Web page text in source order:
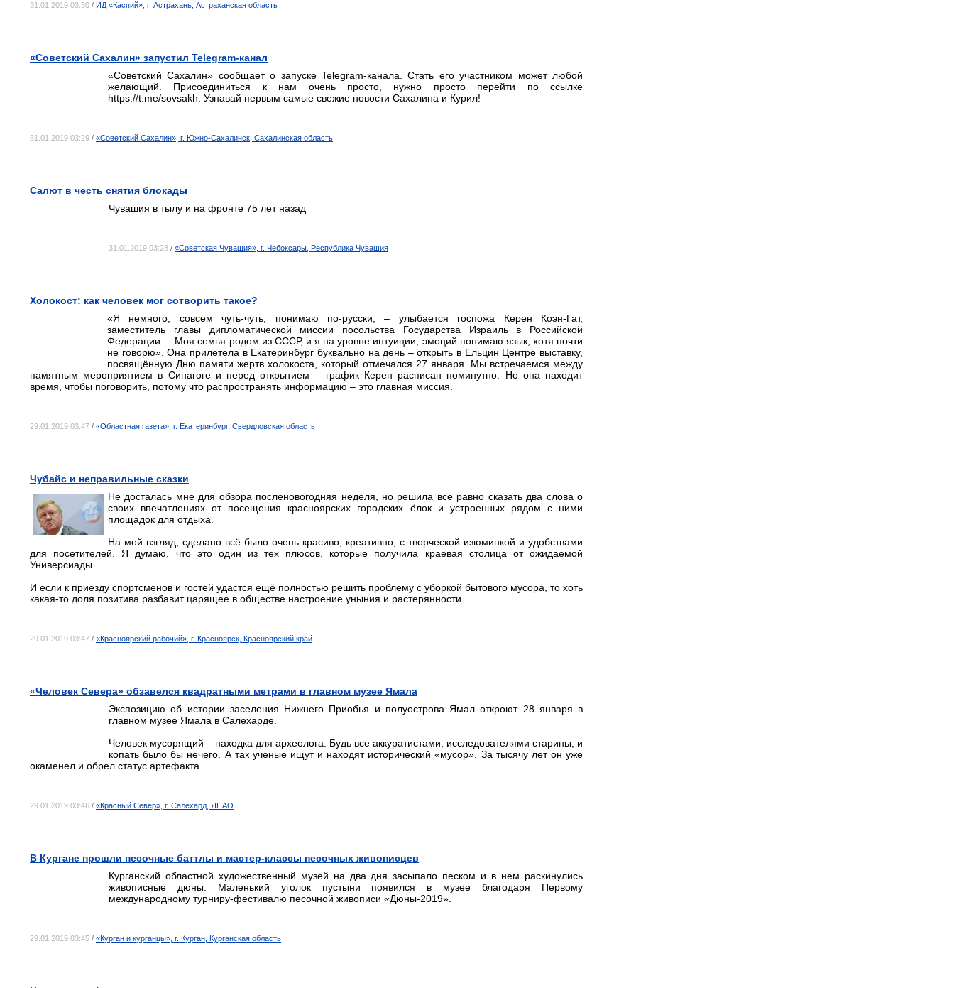
31.01.2019 03:30 / ИД «Каспий», г. Астрахань, Астраханская область
«Советский Сахалин» запустил Telegram-канал
«Советский Сахалин» сообщает о запуске Telegram-канала. Стать его участником может любой
желающий. Присоединиться к нам очень просто, нужно просто перейти по ссылке
https://t.me/sovsakh. Узнавай первым самые свежие новости Сахалина и Курил!
31.01.2019 03:29 / «Советский Сахалин», г. Южно-Сахалинск, Сахалинская область
Салют в честь снятия блокады
Чувашия в тылу и на фронте 75 лет назад
31.01.2019 03:28 / «Советская Чувашия», г. Чебоксары, Республика Чувашия
Холокост: как человек мог сотворить такое?
«Я немного, совсем чуть-чуть, понимаю по-русски, – улыбается госпожа Керен Коэн-Гат,
заместитель главы дипломатической миссии посольства Государства Израиль в Российской
Федерации. – Моя семья родом из СССР, и я на уровне интуиции, эмоций понимаю язык, хотя почти
не говорю». Она прилетела в Екатеринбург буквально на день – открыть в Ельцин Центре выставку,
посвящённую Дню памяти жертв холокоста, который отмечался 27 января. Мы встречаемся между
памятным мероприятием в Синагоге и перед открытием – график Керен расписан поминутно. Но она находит
время, чтобы поговорить, потому что распространять информацию – это главная миссия.
29.01.2019 03:47 / «Областная газета», г. Екатеринбург, Свердловская область
Чубайс и неправильные сказки
Не досталась мне для обзора посленовогодняя неделя, но решила всё равно сказать два слова о
своих впечатлениях от посещения красноярских городских ёлок и устроенных рядом с ними
площадок для отдыха.
На мой взгляд, сделано всё было очень красиво, креативно, с творческой изюминкой и удобствами
для посетителей. Я думаю, что это один из тех плюсов, которые получила краевая столица от ожидаемой
Универсиады.
И если к приезду спортсменов и гостей удастся ещё полностью решить проблему с уборкой бытового мусора, то хоть
какая-то доля позитива разбавит царящее в обществе настроение уныния и растерянности.
29.01.2019 03:47 / «Красноярский рабочий», г. Красноярск, Красноярский край
«Человек Севера» обзавелся квадратными метрами в главном музее Ямала
Экспозицию об истории заселения Нижнего Приобья и полуострова Ямал откроют 28 января в
главном музее Ямала в Салехарде.
Человек мусорящий – находка для археолога. Будь все аккуратистами, исследователями старины, и
копать было бы нечего. А так ученые ищут и находят исторический «мусор». За тысячу лет он уже
окаменел и обрел статус артефакта.
29.01.2019 03:46 / «Красный Север», г. Салехард, ЯНАО
В Кургане прошли песочные баттлы и мастер-классы песочных живописцев
Курганский областной художественный музей на два дня засыпало песком и в нем раскинулись
живописные дюны. Маленький уголок пустыни появился в музее благодаря Первому
международному турниру-фестивалю песочной живописи «Дюны-2019».
29.01.2019 03:45 / «Курган и курганцы», г. Курган, Курганская область